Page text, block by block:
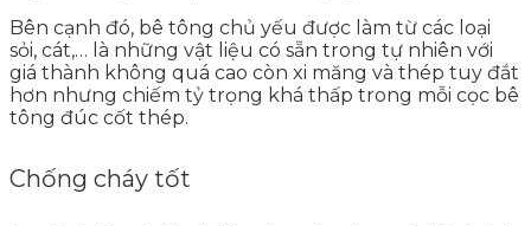
Bên cạnh đó, bê tông chủ yếu được làm từ các loại
sỏi, cát,… là những vật liệu có sẵn trong tự nhiên với
giá thành không quá cao còn xi măng và thép tuy đắt
hơn nhưng chiếm tỷ trọng khá thấp trong mỗi cọc bê
tông đúc cốt thép.
Chống cháy tốt